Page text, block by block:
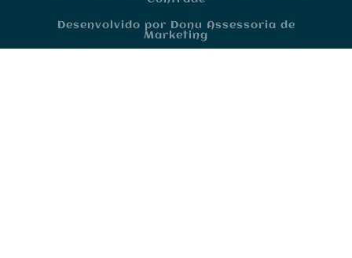
Desenvolvido por Donu Assessoria de
Marketing